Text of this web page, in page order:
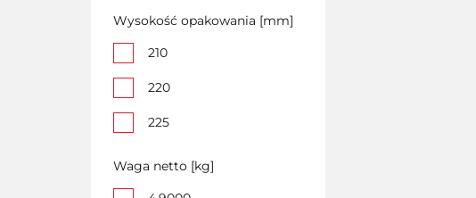
Wysokość opakowania [mm]
210
220
225
Waga netto [kg]